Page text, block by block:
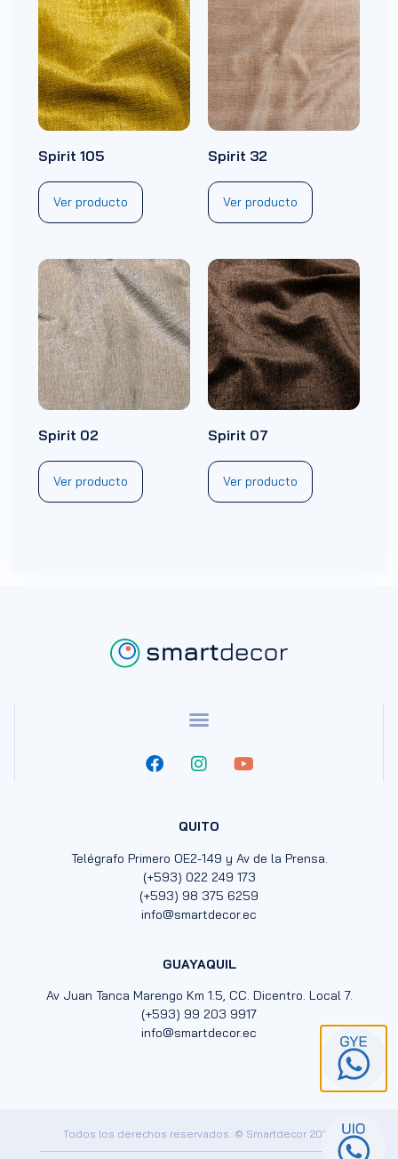
Spirit 105
Ver producto
Spirit 32
Ver producto
Spirit 02
Ver producto
Spirit 07
Ver producto
QUITO
Telégrafo Primero OE2-149 y Av de la Prensa.
(+593) 022 249 173
(+593) 98 375 6259
info@smartdecor.ec
GUAYAQUIL
Av Juan Tanca Marengo Km 1.5, CC. Dicentro. Local 7.
(+593) 99 203 9917
info@smartdecor.ec
Todos los derechos reservados. © Smartdecor 2024